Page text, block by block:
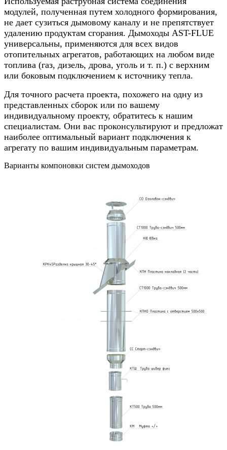
модулей, полученная путем холодного формирования,
не дает сузиться дымовому каналу и не препятствует
удалению продуктам сгорания. Дымоходы AST-FLUE
универсальны, применяются для всех видов
отопительных агрегатов, работающих на любом виде
топлива (газ, дизель, дрова, уголь и т. п.) с верхним
или боковым подключением к источнику тепла.
Для точного расчета проекта, похожего на одну из
представленных сборок или по вашему
индивидуальному проекту, обратитесь к нашим
специалистам. Они вас проконсультируют и предложат
наиболее оптимальный вариант подключения к
агрегату по вашим индивидуальным параметрам.
Варианты компоновки систем дымоходов